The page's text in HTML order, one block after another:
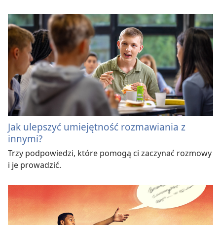
Jak ulepszyć umiejętność rozmawiania z
innymi?
Trzy podpowiedzi, które pomogą ci zaczynać rozmowy
i je prowadzić.